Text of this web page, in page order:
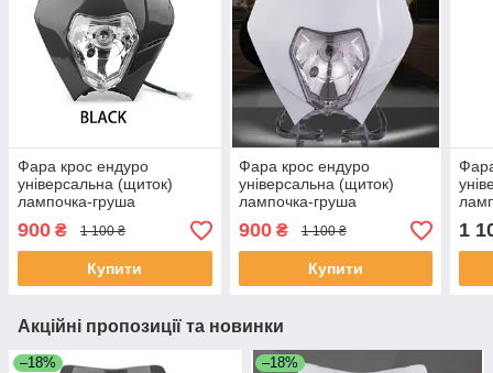
Фара крос ендуро
універсальна (щиток)
лампочка-груша
315Х298мм чорна
900 ₴ 1 100 ₴
Купити
Фара крос ендуро
універсальна (щиток)
лампочка-груша
315Х298мм біла
900₴ 1 100 ₴
Купити
1
Акційні пропозиції та новинки
–18% –18%